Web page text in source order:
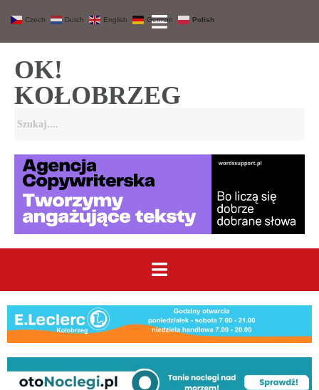
OK!
KOŁOBRZEG
Czech Dutch English German Polish